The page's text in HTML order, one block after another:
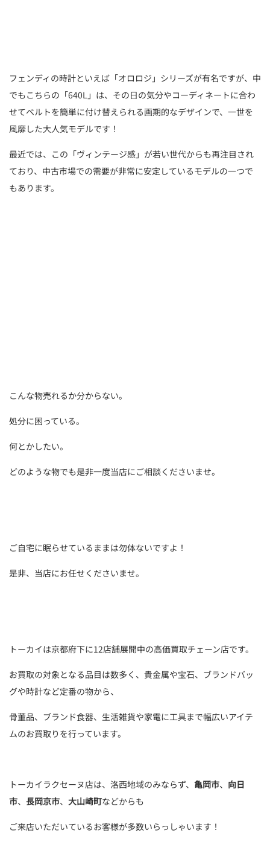
フェンディの時計といえば「オロロジ」シリーズが有名ですが、中
でもこちらの「640L」は、その日の気分やコーディネートに合わ
せてベルトを簡単に付け替えられる画期的なデザインで、一世を
風靡した大人気モデルです！
最近では、この「ヴィンテージ感」が若い世代からも再注目され
ており、中古市場での需要が非常に安定しているモデルの一つで
もあります。
こんな物売れるか分からない。
処分に困っている。
何とかしたい。
どのような物でも是非一度当店にご相談くださいませ。
ご自宅に眠らせているままは勿体ないですよ！
是非、当店にお任せくださいませ。
トーカイは京都府下に12店舗展開中の高価買取チェーン店です。
お買取の対象となる品目は数多く、貴金属や宝石、ブランドバッ
グや時計など定番の物から、
骨董品、ブランド食器、生活雑貨や家電に工具まで幅広いアイテ
ムのお買取りを行っています。
トーカイラクセーヌ店は、洛西地域のみならず、 亀岡市、 向日
市、 長岡京市、 大山崎町などからも
ご来店いただいているお客様が多数いらっしゃいます！